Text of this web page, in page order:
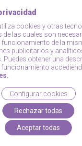
cookies y otras
de las cuales son
funcionamiento de la
publicitarios y
Puedes obtener una
funcionamiento
Configurar cookies
Rechazar todas
Aceptar todas